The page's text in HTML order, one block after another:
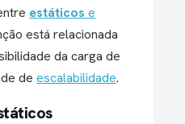
estáticos e
está relacionada
da carga de
de escalabilidade.